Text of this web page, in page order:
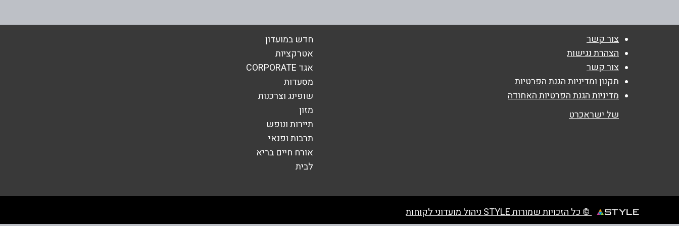
צור קשר
הצהרת נגישות
צור קשר
תקנון ומדיניות הגנת הפרטיות
מדיניות הגנת הפרטיות האחודה
של ישראכרט
חדש במועדון
אטרקציות
אגד CORPORATE
מסעדות
שופינג וצרכנות
מזון
תיירות ונופש
תרבות ופנאי
אורח חיים בריא
לבית
© כל הזכויות שמורות STYLE ניהול מועדוני לקוחות